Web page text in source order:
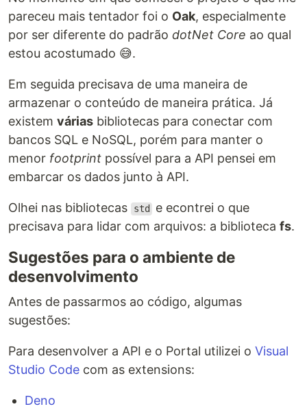
pareceu mais tentador foi o Oak, especialmente
por ser diferente do padrão dotNet Core ao qual
estou acostumado 😅.
Em seguida precisava de uma maneira de
armazenar o conteúdo de maneira prática. Já
existem várias bibliotecas para conectar com
bancos SQL e NoSQL, porém para manter o
menor footprint possível para a API pensei em
embarcar os dados junto à API.
Olhei nas bibliotecas std
e econtrei o que
precisava para lidar com arquivos: a biblioteca fs.
Sugestões para o ambiente de
desenvolvimento
Antes de passarmos ao código, algumas
sugestões:
Para desenvolver a API e o Portal utilizei o Visual
Studio Code com as extensions:
Deno